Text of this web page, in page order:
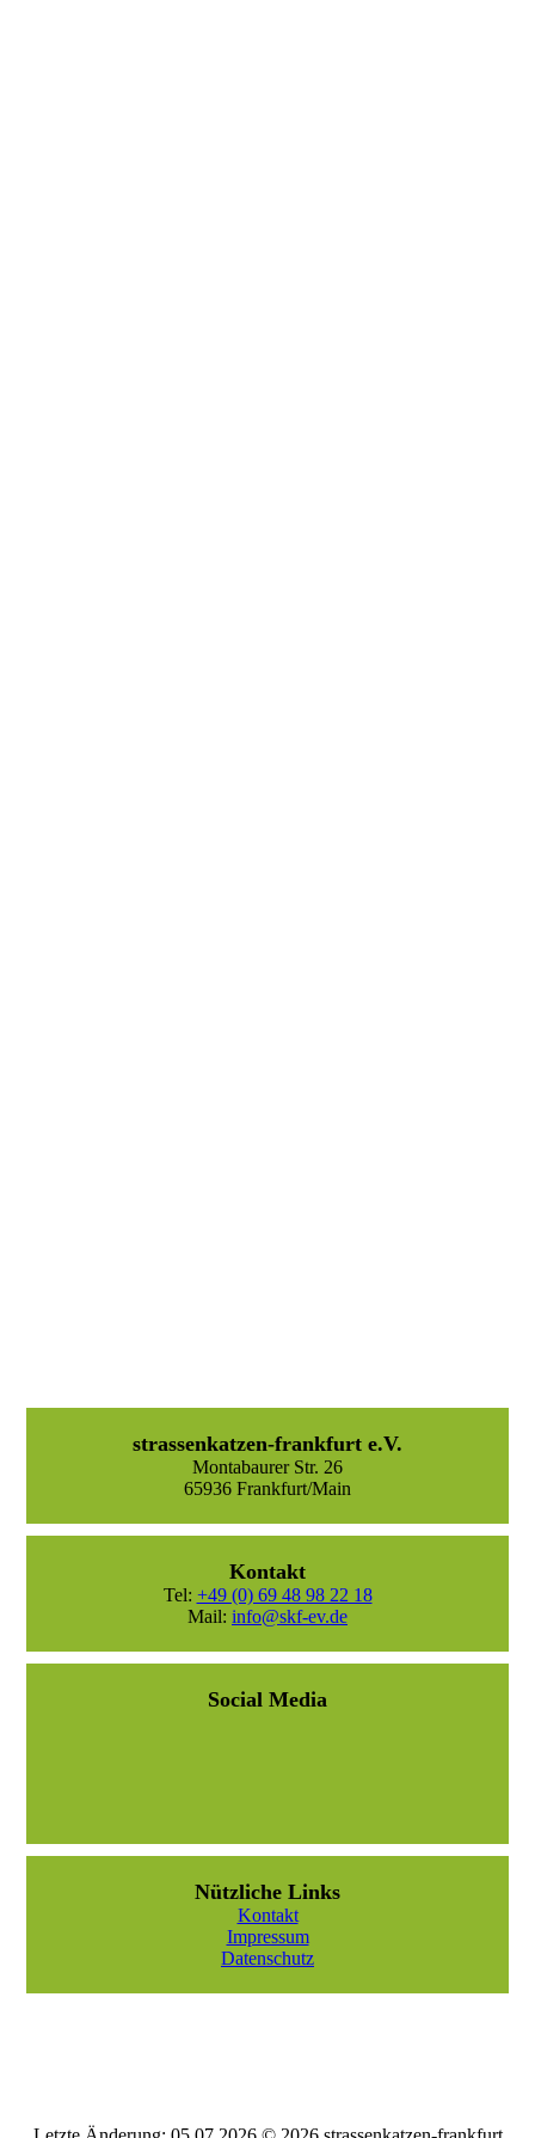
strassenkatzen-frankfurt e.V.
Montabaurer Str. 26
65936 Frankfurt/Main
Kontakt
Tel: +49 (0) 69 48 98 22 18
Mail: info@skf-ev.de
Social Media
Nützliche Links
Kontakt
Impressum
Datenschutz